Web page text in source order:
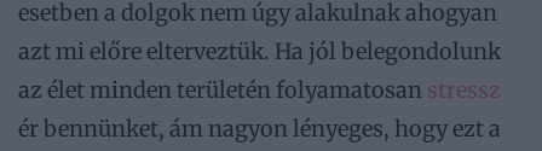
esetben a dolgok nem úgy alakulnak ahogyan
azt mi előre elterveztük. Ha jól belegondolunk
az élet minden területén folyamatosan stressz
ér bennünket, ám nagyon lényeges, hogy ezt a